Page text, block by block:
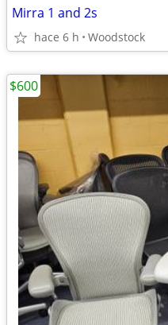
Mirra 1 and 2s
hace 6 h Woodstock
$600